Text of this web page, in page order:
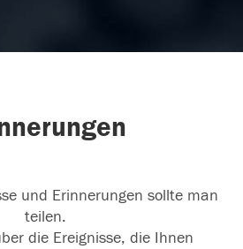
und Erinnerungen sollte man
teilen.
die Ereignisse, die Ihnen